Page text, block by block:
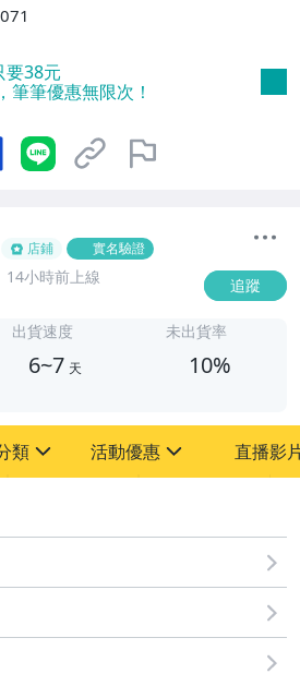
要38元
筆筆優惠無限次！
店鋪 實名驗證
14小時前上線 追蹤
出貨速度
6~7 天
未出貨率
10%
類 活動優惠 直播影